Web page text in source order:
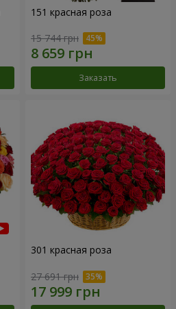
151 красная роза
15 744 грн
Заказать
301 красная роза
27 691 грн